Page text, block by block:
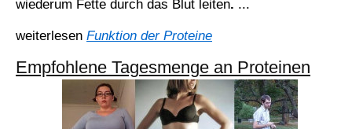
wiederum Fette durch das Blut leiten. ...
weiterlesen Funktion der Proteine
Empfohlene Tagesmenge an Proteinen